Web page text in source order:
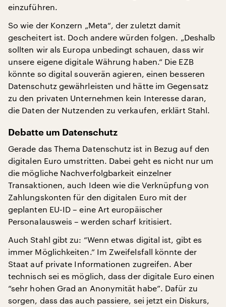
einzuführen.
So wie der Konzern „Meta“, der zuletzt damit
gescheitert ist. Doch andere würden folgen. „Deshalb
sollten wir als Europa unbedingt schauen, dass wir
unsere eigene digitale Währung haben.“ Die EZB
könnte so digital souverän agieren, einen besseren
Datenschutz gewährleisten und hätte im Gegensatz
zu den privaten Unternehmen kein Interesse daran,
die Daten der Nutzenden zu verkaufen, erklärt Stahl.
Debatte um Datenschutz
Gerade das Thema Datenschutz ist in Bezug auf den
digitalen Euro umstritten. Dabei geht es nicht nur um
die mögliche Nachverfolgbarkeit einzelner
Transaktionen, auch Ideen wie die Verknüpfung von
Zahlungskonten für den digitalen Euro mit der
geplanten EU-ID – eine Art europäischer
Personalausweis – werden scharf kritisiert.
Auch Stahl gibt zu: “Wenn etwas digital ist, gibt es
immer Möglichkeiten.” Im Zweifelsfall könnte der
Staat auf private Informationen zugreifen. Aber
technisch sei es möglich, dass der digitale Euro einen
“sehr hohen Grad an Anonymität habe”. Dafür zu
sorgen, dass das auch passiere, sei jetzt ein Diskurs,